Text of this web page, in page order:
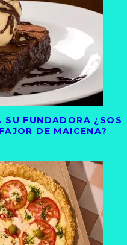
SU FUNDADORA ¿SOS
DE MAICENA?